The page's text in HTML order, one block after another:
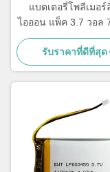
แบตเตอรี่โพลีเมอร์
ไอออน แพ็ค 3.7 วอล
แบตเตอรี่
รับราคาที่ดีที่สุด